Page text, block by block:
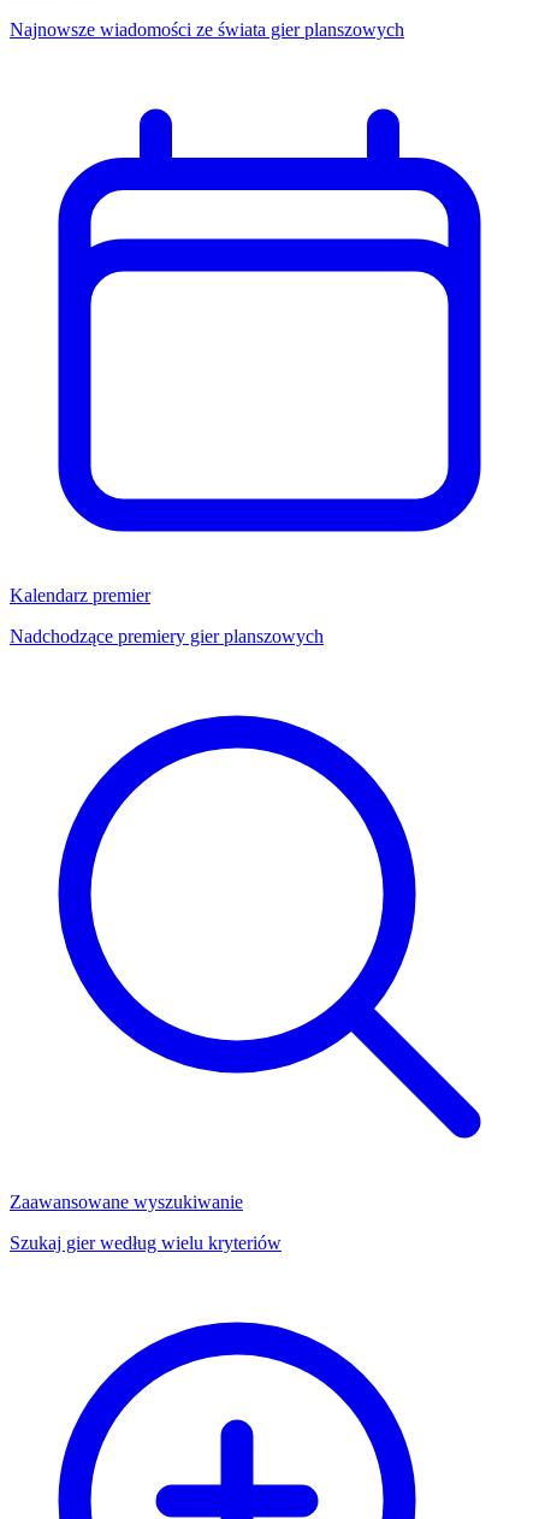
Najnowsze wiadomości ze świata gier planszowych
Kalendarz premier
Nadchodzące premiery gier planszowych
Zaawansowane wyszukiwanie
Szukaj gier według wielu kryteriów